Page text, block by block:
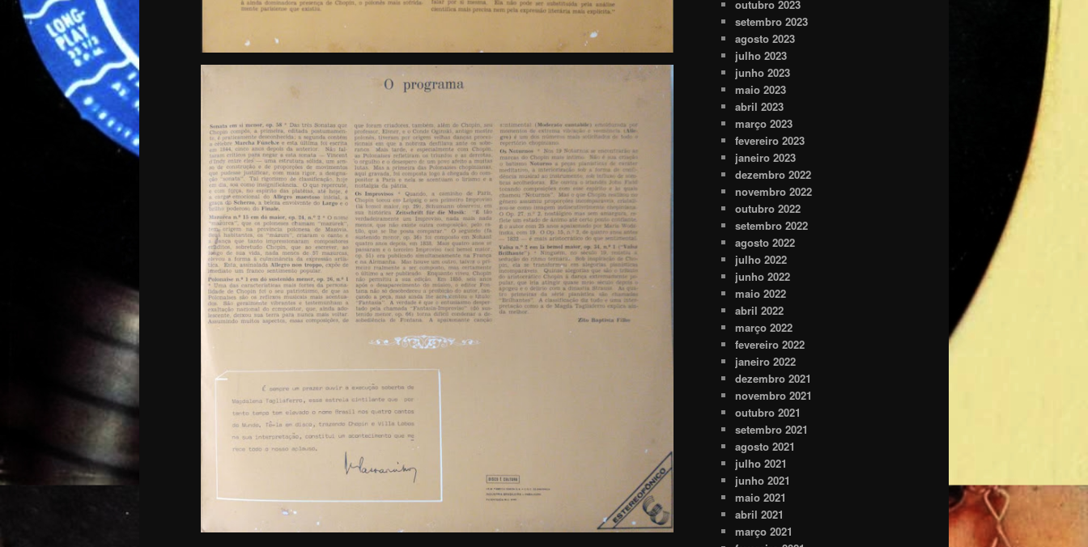
outubro 2023
setembro 2023
agosto 2023
julho 2023
junho 2023
maio 2023
abril 2023
março 2023
fevereiro 2023
janeiro 2023
dezembro 2022
novembro 2022
outubro 2022
setembro 2022
agosto 2022
julho 2022
junho 2022
maio 2022
abril 2022
março 2022
fevereiro 2022
janeiro 2022
dezembro 2021
novembro 2021
outubro 2021
setembro 2021
agosto 2021
julho 2021
junho 2021
maio 2021
abril 2021
março 2021